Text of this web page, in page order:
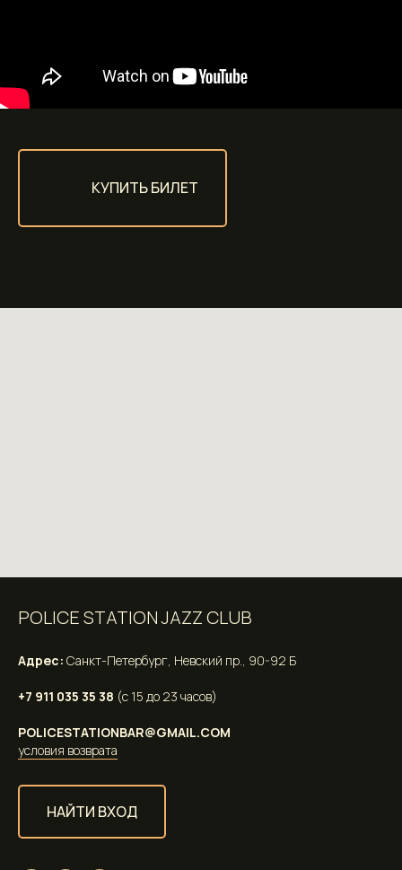
КУПИТЬ БИЛЕТ
POLICE STATION JAZZ CLUB
Адрес: Санкт-Петербург, Невский пр., 90-92 Б
+7 911 035 35 38 (с 15 до 23 часов)
POLICESTATIONBAR@GMAIL.COM
условия возврата
НАЙТИ ВХОД